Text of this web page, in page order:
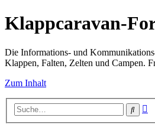
Klappcaravan-
Die Informations- und
Klappen, Falten, Zelten und Campen.
Zum Inhalt
Suche